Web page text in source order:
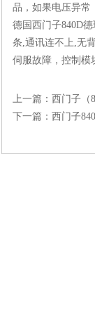
品，如果电压异常
德国西门子840D
条,通讯连不上,无
伺服故障，控制模
上一篇： 西门子（
下一篇： 西门子